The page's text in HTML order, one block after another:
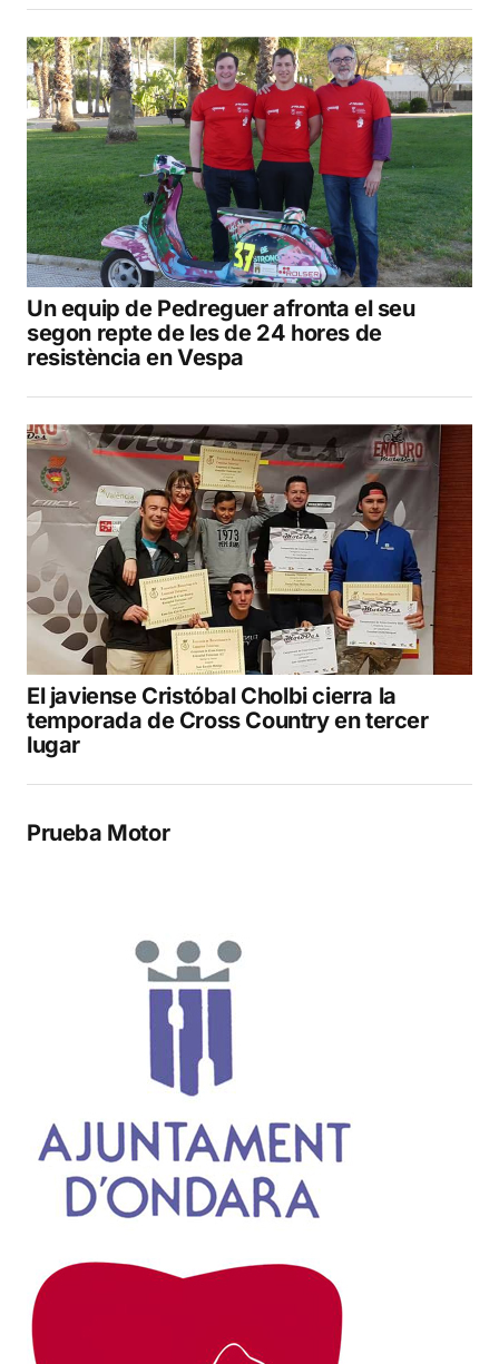
Un equip de Pedreguer afronta el seu
segon repte de les de 24 hores de
resistència en Vespa
El javiense Cristóbal Cholbi cierra la
temporada de Cross Country en tercer
lugar
Prueba Motor